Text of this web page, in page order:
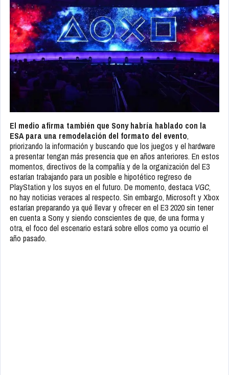
El medio afirma también que Sony habría hablado con la
ESA para una remodelación del formato del evento,
priorizando la información y buscando que los juegos y el hardware
a presentar tengan más presencia que en años anteriores. En estos
momentos, directivos de la compañía y de la organización del E3
estarían trabajando para un posible e hipotético regreso de
PlayStation y los suyos en el futuro. De momento, destaca VGC,
no hay noticias veraces al respecto. Sin embargo, Microsoft y Xbox
estarían preparando ya qué llevar y ofrecer en el E3 2020 sin tener
en cuenta a Sony y siendo conscientes de que, de una forma y
otra, el foco del escenario estará sobre ellos como ya ocurrio el
año pasado.